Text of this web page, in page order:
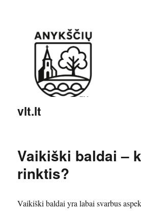
vlt.lt
Vaikiški baldai –
rinktis?
Vaikiški baldai yra labai svarbus